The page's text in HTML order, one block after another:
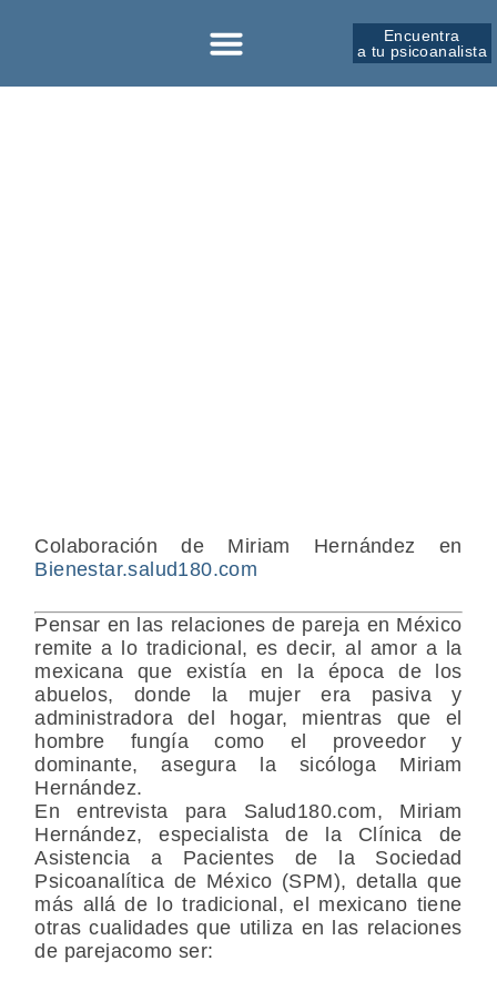
Encuentra
a tu psicoanalista
Colaboración de Miriam Hernández en
Bienestar.salud180.com
Pensar en las relaciones de pareja en México
remite a lo tradicional, es decir, al amor a la
mexicana que existía en la época de los
abuelos, donde la mujer era pasiva y
administradora del hogar, mientras que el
hombre fungía como el proveedor y
dominante, asegura la sicóloga Miriam
Hernández.
En entrevista para Salud180.com, Miriam
Hernández, especialista de la Clínica de
Asistencia a Pacientes de la Sociedad
Psicoanalítica de México (SPM), detalla que
más allá de lo tradicional, el mexicano tiene
otras cualidades que utiliza en las relaciones
de parejacomo ser: